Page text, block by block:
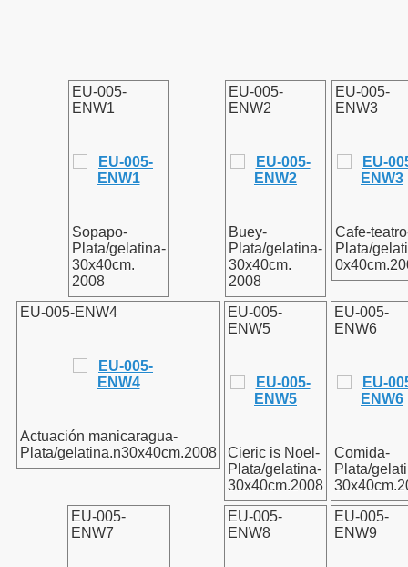
EU-005-
ENW1
Sopapo-
Plata/gelatina-
30x40cm.
2008
EU-005-
ENW2
Buey-
Plata/gelatina-
30x40cm.
2008
EU-005-
ENW3
Cafe-
Plata/
EU-005-ENW4
Actuación manicaragua-
Plata/gelatina.n30x40cm.2008
EU-005-
ENW5
Cieric is Noel-
Plata/gelatina-
30x40cm.2008
EU-005-
ENW6
Comida-
Plata/
EU-005-
ENW7
EU-005-
ENW8
EU-005-
ENW9